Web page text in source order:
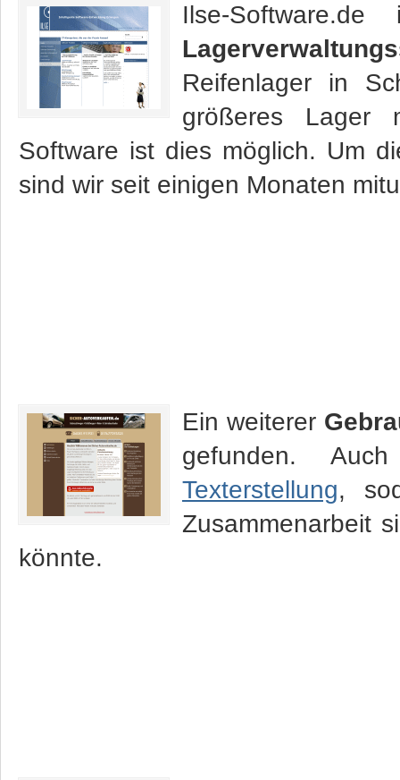
Ilse-
Reifenlager in
größeres Lager
Software ist dies möglich. Um
sind wir seit einigen Monaten
Ein weiterer
gefunden.
Texterstellung,
Zusammenarbeit
könnte.